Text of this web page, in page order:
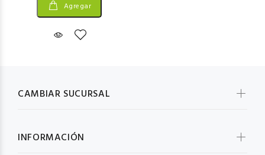
Agregar
CAMBIAR SUCURSAL
INFORMACIÓN